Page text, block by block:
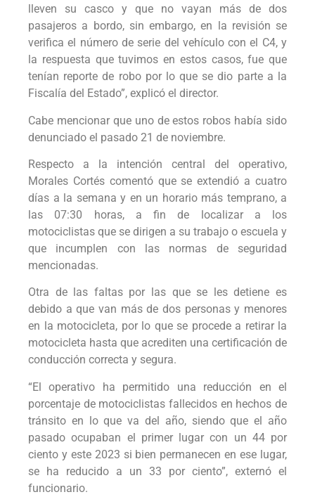
lleven su casco y que no vayan más de dos
pasajeros a bordo, sin embargo, en la revisión se
verifica el número de serie del vehículo con el C4, y
la respuesta que tuvimos en estos casos, fue que
tenían reporte de robo por lo que se dio parte a la
Fiscalía del Estado”, explicó el director.
Cabe mencionar que uno de estos robos había sido
denunciado el pasado 21 de noviembre.
Respecto a la intención central del operativo,
Morales Cortés comentó que se extendió a cuatro
días a la semana y en un horario más temprano, a
las 07:30 horas, a fin de localizar a los
motociclistas que se dirigen a su trabajo o escuela y
que incumplen con las normas de seguridad
mencionadas.
Otra de las faltas por las que se les detiene es
debido a que van más de dos personas y menores
en la motocicleta, por lo que se procede a retirar la
motocicleta hasta que acrediten una certificación de
conducción correcta y segura.
“El operativo ha permitido una reducción en el
porcentaje de motociclistas fallecidos en hechos de
tránsito en lo que va del año, siendo que el año
pasado ocupaban el primer lugar con un 44 por
ciento y este 2023 si bien permanecen en ese lugar,
se ha reducido a un 33 por ciento”, externó el
funcionario.